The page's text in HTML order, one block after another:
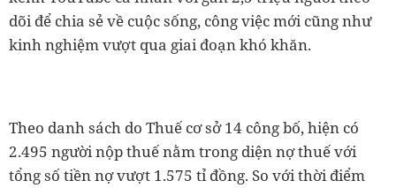
dõi để chia sẻ về cuộc sống, công việc mới cũng như
kinh nghiệm vượt qua giai đoạn khó khăn.
Theo danh sách do Thuế cơ sở 14 công bố, hiện có
2.495 người nộp thuế nằm trong diện nợ thuế với
tổng số tiền nợ vượt 1.575 tỉ đồng. So với thời điểm